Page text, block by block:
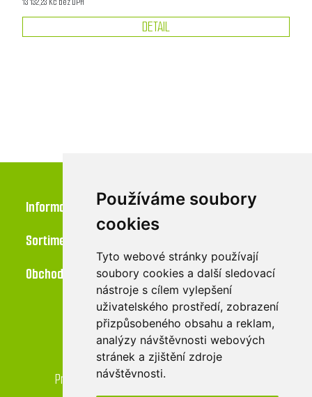
Používáme soubory
cookies
Tyto webové stránky používají
soubory cookies a další sledovací
nástroje s cílem vylepšení
uživatelského prostředí, zobrazení
přizpůsobeného obsahu a reklam,
analýzy návštěvnosti webových
stránek a zjištění zdroje
návštěvnosti.
DETAIL
Informace
Sortiment
Obchod
Kontakt
LU-MI servis s.r.o.
Průmyslová 455/17, 568 02 Svitavy - Lačnov